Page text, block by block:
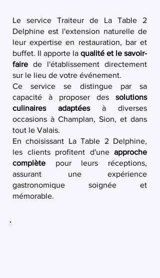
Le service Traiteur de La Table 2
Delphine est l'extension naturelle de
leur expertise en restauration, bar et
buffet. Il apporte la qualité et le savoir-
faire de l'établissement directement
sur le lieu de votre événement.
Ce service se distingue par sa
capacité à proposer des solutions
culinaires adaptéesà diverses
occasions à Champlan, Sion, et dans
tout le Valais.
En choisissant La Table 2 Delphine,
les clients profitent d'une approche
complète pour leurs réceptions,
assurant une expérience
gastronomique soignée et
mémorable.